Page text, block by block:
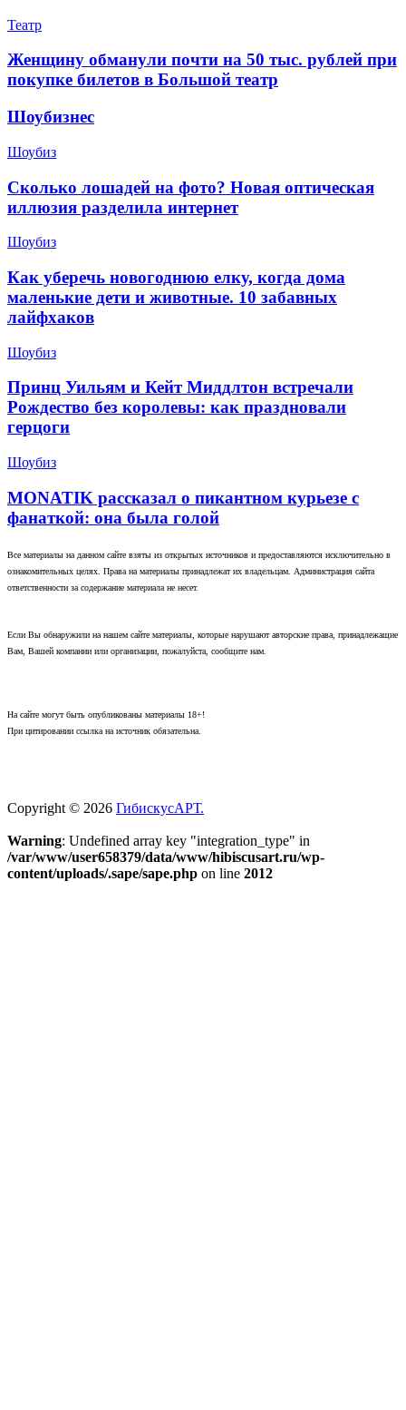
Театр
Женщину обманули почти на 50 тыс. рублей при
покупке билетов в Большой театр
Шоубизнес
Шоубиз
Сколько лошадей на фото? Новая оптическая
иллюзия разделила интернет
Шоубиз
Как уберечь новогоднюю елку, когда дома
маленькие дети и животные. 10 забавных
лайфхаков
Шоубиз
Принц Уильям и Кейт Миддлтон встречали
Рождество без королевы: как праздновали
герцоги
Шоубиз
MONATIK рассказал о пикантном курьезе с
фанаткой: она была голой
Все материалы на данном сайте взяты из открытых источников и предоставляются исключительно в
ознакомительных целях. Права на материалы принадлежат их владельцам. Администрация сайта
ответственности за содержание материала не несет.
Если Вы обнаружили на нашем сайте материалы, которые нарушают авторские права, принадлежащие
Вам, Вашей компании или организации, пожалуйста, сообщите нам.
На сайте могут быть опубликованы материалы 18+!
При цитировании ссылка на источник обязательна.
Copyright © 2026 ГибискусАРТ.
Warning: Undefined array key "integration_type" in
/var/www/user658379/data/www/hibiscusart.ru/wp-
content/uploads/.sape/sape.php on line 2012